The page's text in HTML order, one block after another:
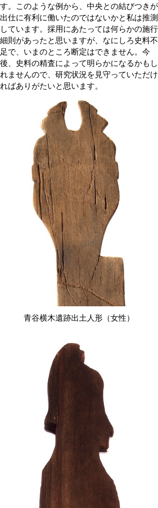
す。このような例から、中央との結びつきが
出仕に有利に働いたのではないかと私は推測
しています。採用にあたっては何らかの施行
細則があったと思いますが、なにしろ史料不
足で、いまのところ断定はできません。今
後、史料の精査によって明らかになるかもし
れませんので、研究状況を見守っていただけ
ればありがたいと思います。
青谷横木遺跡出土人形（女性）